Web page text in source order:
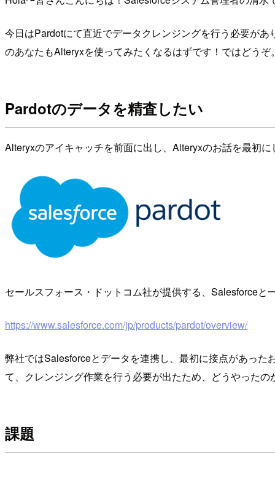
今日はPardotにて直近でデータクレンジングを行う必要が
のあなたもAlteryxを使ってみたくなるはずです！ではどうぞ。
Pardotのデータを精査したい
Alteryxのアイキャッチを前面に出し、Alteryxのお話を最初
セールスフォース・ドットコム社が提供する、Salesforceと
https://www.salesforce.com/jp/products/pardot/overview/
弊社ではSalesforceとデータを連携し、最初に接点があっ
て、クレンジング作業を行う必要が出たため、どうやったの
課題